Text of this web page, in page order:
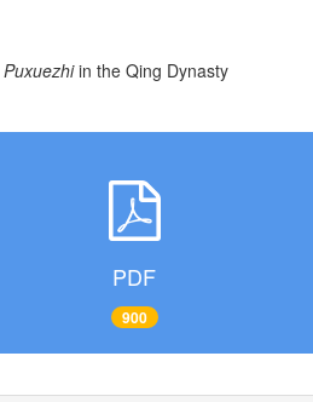
Puxuezhiin the Qing Dynasty
PDF
900